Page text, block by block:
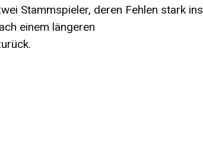
Stammspieler, deren Fehlen stark ins
einem längeren